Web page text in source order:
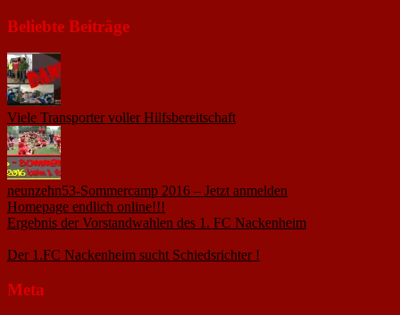
Beliebte Beiträge
Viele Transporter voller Hilfsbereitschaft
neunzehn53-Sommercamp 2016 – Jetzt anmelden
Homepage endlich online!!!
Ergebnis der Vorstandwahlen des 1. FC Nackenheim
Der 1.FC Nackenheim sucht Schiedsrichter !
Meta